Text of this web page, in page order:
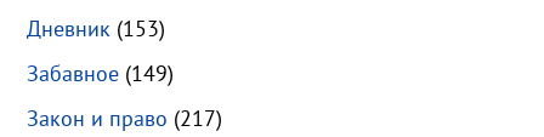
Дневник (153)
Забавное (149)
Закон и право (217)